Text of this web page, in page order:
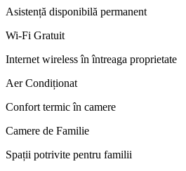
Asistență disponibilă permanent
Wi‑Fi Gratuit
Internet wireless în întreaga proprietate
Aer Condiționat
Confort termic în camere
Camere de Familie
Spații potrivite pentru familii